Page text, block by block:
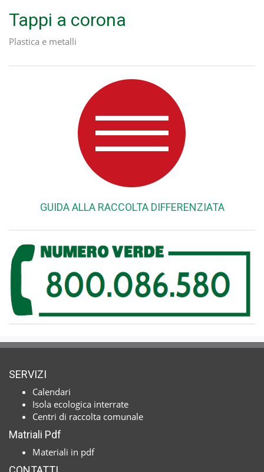
Tappi a corona
Plastica e metalli
GUIDA ALLA RACCOLTA DIFFERENZIATA
SERVIZI
Calendari
Isola ecologica interrate
Centri di raccolta comunale
Matriali Pdf
Materiali in pdf